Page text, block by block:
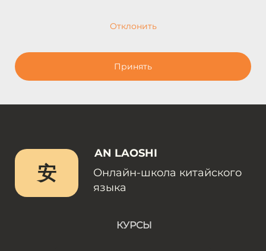
Отклонить
Принять
安
AN LAOSHI
Онлайн-школа китайского
языка
КУРСЫ